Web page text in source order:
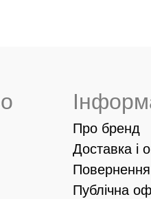
Про бренд
Доставка і
Публічна